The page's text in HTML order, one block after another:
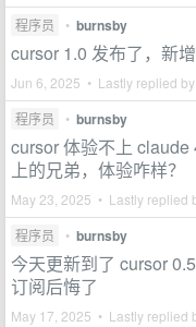
程序员 • burnsby
cursor 1.0 发布了，新
Jun 6, 2025 • Lastly replied by
程序员 • burnsby
cursor 体验不上
上的兄弟，体验咋样？
May 23, 2025 • Lastly replied
程序员 • burnsby
今天更新到了 cursor
订阅后悔了
May 17, 2025 • Lastly replied